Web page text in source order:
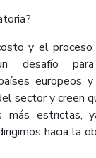
y el proceso
desafío
europeos
sector y creen
más estrictas,
hacia la